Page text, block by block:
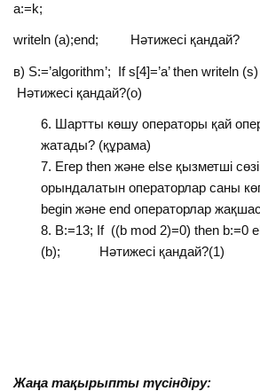
a:=k;
writeln (a);end; Нәтижесі
в) S:=’algorithm’; If s[4]=’a’ then writeln
Нәтижесі қандай?(о)
Шартты көшу операторы қай
жатады? (құрама)
Егер then және else қызметші
орындалатын операторлар саны
begin және end операторлар
B:=13; If ((b mod 2)=0) then b:=0
(b); Нәтижесі қандай?(1)
Жаңа тақырыпты түсіндіру: